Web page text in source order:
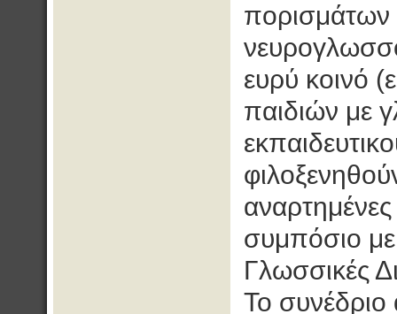
ευρύ κοινό
παιδιών με
αναρτημένες
συμπόσιο
Γλωσσικές
Το συνέδριο